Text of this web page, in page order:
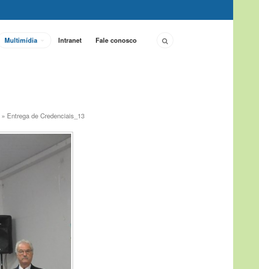
Multimídia Intranet Fale conosco
» Entrega de Credenciais_13